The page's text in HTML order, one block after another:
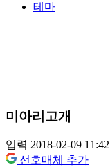
테마
미아리고개
입력 2018-02-09 11:42
선호매체 추가